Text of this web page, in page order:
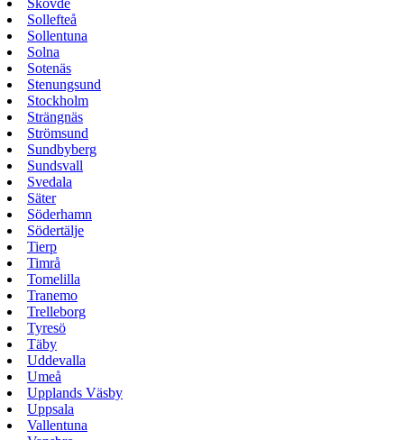
Skövde
Sollefteå
Sollentuna
Solna
Sotenäs
Stenungsund
Stockholm
Strängnäs
Strömsund
Sundbyberg
Sundsvall
Svedala
Säter
Söderhamn
Södertälje
Tierp
Timrå
Tomelilla
Tranemo
Trelleborg
Tyresö
Täby
Uddevalla
Umeå
Upplands Väsby
Uppsala
Vallentuna